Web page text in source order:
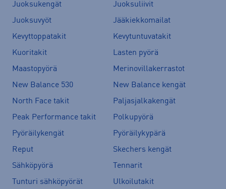
Juoksukengät
Juoksuliivit
Juoksuvyöt
Jääkiekkomailat
Kevyttoppatakit
Kevytuntuvatakit
Kuoritakit
Lasten pyörä
Maastopyörä
Merinovillakerrastot
New Balance 530
New Balance kengät
North Face takit
Paljasjalkakengät
Peak Performance takit
Polkupyörä
Pyöräilykengät
Pyöräilykypärä
Reput
Skechers kengät
Sähköpyörä
Tennarit
Tunturi sähköpyörät
Ulkoilutakit